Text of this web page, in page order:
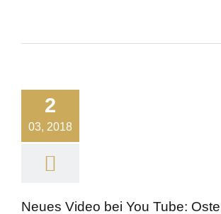
2
03, 2018
Neues Video bei You Tube: